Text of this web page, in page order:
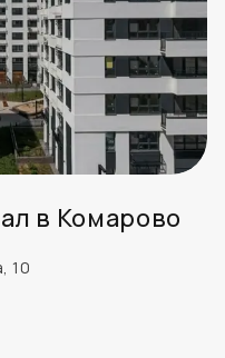
в Комарово
10